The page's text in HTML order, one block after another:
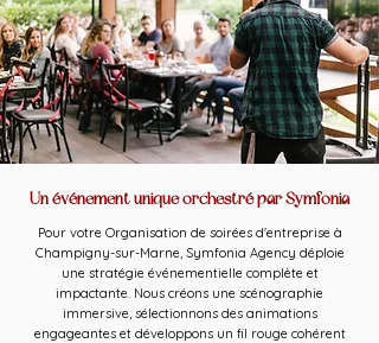
Un événement unique orchestré par Symfonia
Pour votre Organisation de soirées d'entreprise à
Champigny-sur-Marne, Symfonia Agency déploie
une stratégie événementielle complète et
impactante. Nous créons une scénographie
immersive, sélectionnons des animations
engageantes et développons un fil rouge cohérent